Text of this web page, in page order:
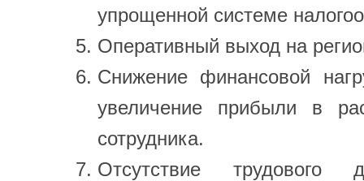
упрощенной системе
Оперативный выход на
Снижение финансовой
увеличение прибыли в
сотрудника.
Отсутствие трудового